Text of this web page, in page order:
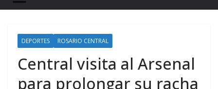
DEPORTES ROSARIO CENTRAL
Central visita al Arsenal
para prolongar su racha